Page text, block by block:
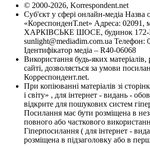
© 2000-2026, Korrespondent.net
Суб'єкт у сфері онлайн-медіа Назва
«КореспонденТ.net» Адреса: 02091,
ХАРКІВСЬКЕ ШОСЕ, будинок 172-
sunlight@mediadim.com.ua Телефон:
Ідентифікатор медіа – R40-06068
Використання будь-яких
сайті, дозволяється за умови
Корреспондент.net.
При копіюванні матеріалів зі
і світу» , для інтернет - видань -
відкрите для пошукових систем
Посилання має бути розміщена в
повного або часткового
Гіперпосилання ( для інтернет -
розміщена в підзаголовку або в